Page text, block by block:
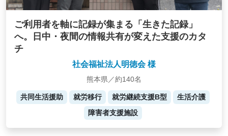
ご利用者を軸に記録が集まる「生きた記録」
へ。日中・夜間の情報共有が変えた支援のカタ
チ
社会福祉法人明徳会 様
熊本県／約140名
共同生活援助 就労移行 就労継続支援B型
生活介護
障害者支援施設